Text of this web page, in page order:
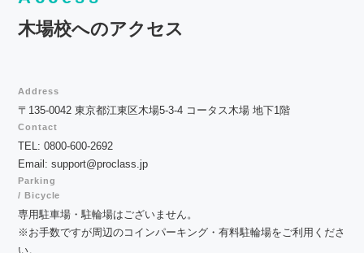
木場校へのアクセス
Address
〒135-0042 東京都江東区木場5-3-4 コータス木場 地下1階
Contact
TEL: 0800-600-2692
Email: support@proclass.jp
Parking
/ Bicycle
専用駐車場・駐輪場はございません。
※お手数ですが周辺のコインパーキング・有料駐輪場をご利用くださ
い。